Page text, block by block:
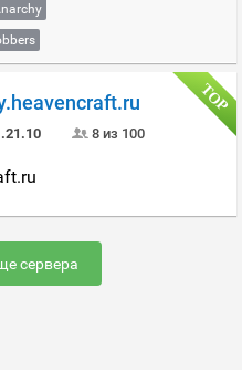
8 из 100
сервера